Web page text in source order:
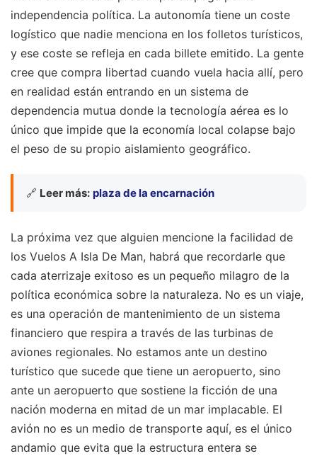
independencia política. La autonomía tiene un coste
logístico que nadie menciona en los folletos turísticos,
y ese coste se refleja en cada billete emitido. La gente
cree que compra libertad cuando vuela hacia allí, pero
en realidad están entrando en un sistema de
dependencia mutua donde la tecnología aérea es lo
único que impide que la economía local colapse bajo
el peso de su propio aislamiento geográfico.
🔗 Leer más: plaza de la encarnación
La próxima vez que alguien mencione la facilidad de
los Vuelos A Isla De Man, habrá que recordarle que
cada aterrizaje exitoso es un pequeño milagro de la
política económica sobre la naturaleza. No es un viaje,
es una operación de mantenimiento de un sistema
financiero que respira a través de las turbinas de
aviones regionales. No estamos ante un destino
turístico que sucede que tiene un aeropuerto, sino
ante un aeropuerto que sostiene la ficción de una
nación moderna en mitad de un mar implacable. El
avión no es un medio de transporte aquí, es el único
andamio que evita que la estructura entera se